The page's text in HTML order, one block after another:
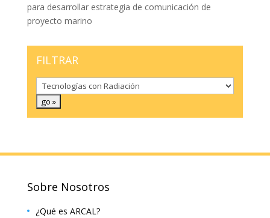
para desarrollar estrategia de comunicación de
proyecto marino
FILTRAR
Sobre Nosotros
¿Qué es ARCAL?